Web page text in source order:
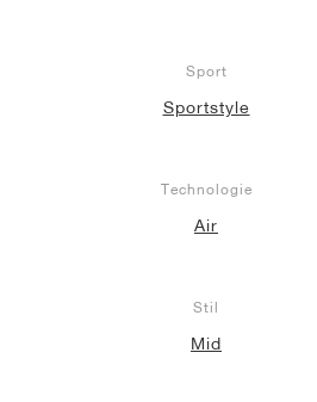
Sport
Sportstyle
Technologie
Air
Stil
Mid